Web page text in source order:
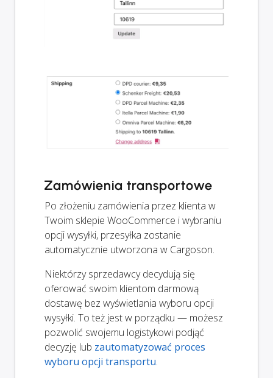
Zamówienia transportowe
Po złożeniu zamówienia przez klienta w
Twoim sklepie WooCommerce i wybraniu
opcji wysyłki, przesyłka zostanie
automatycznie utworzona w Cargoson.
Niektórzy sprzedawcy decydują się
oferować swoim klientom darmową
dostawę bez wyświetlania wyboru opcji
wysyłki. To też jest w porządku — możesz
pozwolić swojemu logistykowi podjąć
decyzję lub zautomatyzować proces
wyboru opcji transportu.